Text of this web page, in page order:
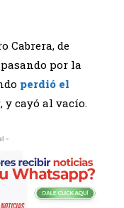
Cabrera, de
por la
perdió el
, y cayó al vacío.
-